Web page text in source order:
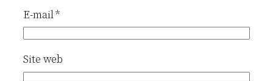
E-mail*
Site web